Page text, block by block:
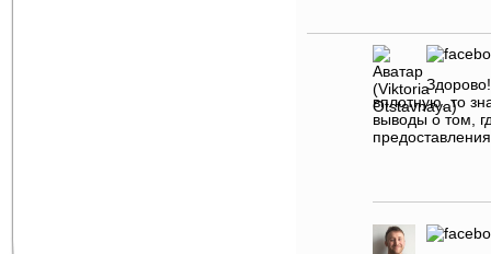
вплотную, то
выводы о том,